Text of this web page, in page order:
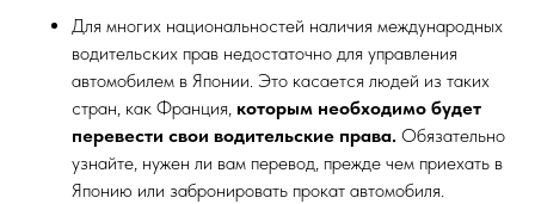
Для многих национальностей наличия международных
водительских прав недостаточно для управления
автомобилем в Японии. Это касается людей из таких
стран, как Франция, которым необходимо будет
перевести свои водительские права. Обязательно
узнайте, нужен ли вам перевод, прежде чем приехать в
Японию или забронировать прокат автомобиля.